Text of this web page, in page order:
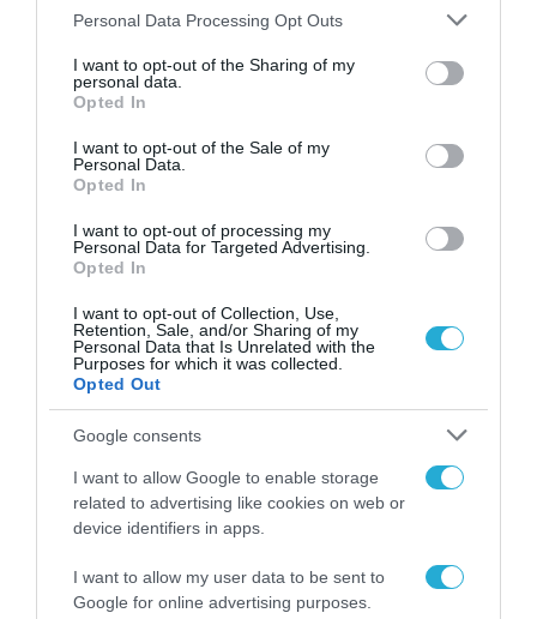
Please note that this website/app uses one or more Google
not limited to your visit or usage behaviour. You may click to
grant or deny consent to Google and its third-party tags to
use your data for below specified purposes in below Google
consent section.
Personal Data Processing Opt Outs
I want to opt-out of the Sharing of my
personal data.
Opted In
I want to opt-out of the Sale of my
Personal Data.
Opted In
I want to opt-out of processing my
Personal Data for Targeted Advertising.
Opted In
I want to opt-out of Collection, Use,
Retention, Sale, and/or Sharing of my
Personal Data that Is Unrelated with the
Purposes for which it was collected.
Opted Out
Google consents
I want to allow Google to enable storage
related to advertising like cookies on web or
device identifiers in apps.
I want to allow my user data to be sent to
Google for online advertising purposes.
ΠΡΟΪΟΝΤΑ-ΥΠΗΡΕΣΙΕΣ
Έρευνα Pandas και ELTRUN: 8
στους 10 Έλληνες δηλώνουν πως
τα smartphones που δεν
χρησιμοποιούν, καταλήγουν
ξεχασμένα σε ένα συρτάρι
29.06.2022
ΠΡΟΪΟΝΤΑ-ΥΠΗΡΕΣΙΕΣ
Συρρίκνωση της ευρωπαϊκής
αγοράς Smartphones με φόντο
τις κυρώσεις στη Ρωσία